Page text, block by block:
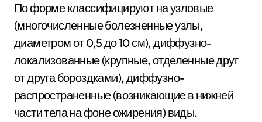
По форме классифицируют на узловые
(многочисленные болезненные узлы,
диаметром от 0,5 до 10 см), диффузно-
локализованные (крупные, отделенные друг
от друга бороздками), диффузно-
распространенные (возникающие в нижней
части тела на фоне ожирения) виды.